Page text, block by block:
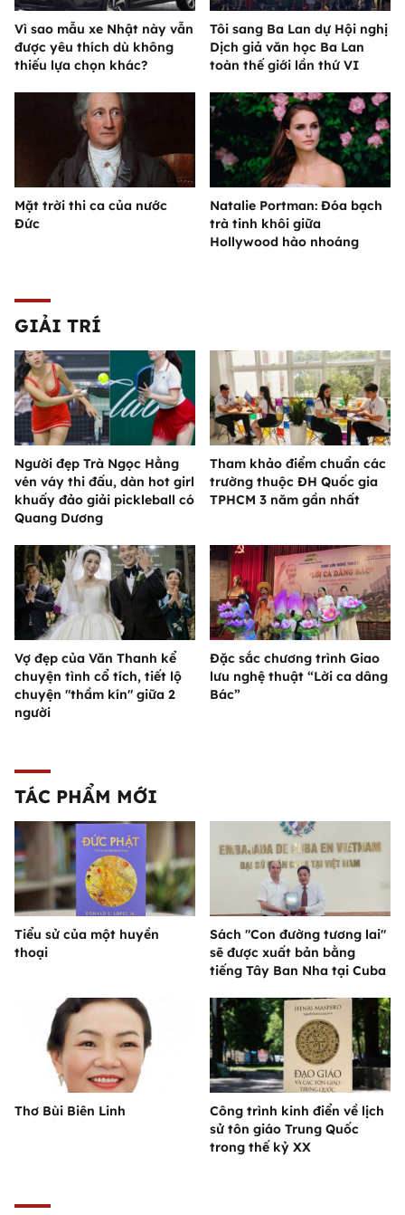
Vì sao mẫu xe Nhật này vẫn
được yêu thích dù không
thiếu lựa chọn khác?
Tôi sang Ba Lan dự Hội nghị
Dịch giả văn học Ba Lan
toàn thế giới lần thứ VI
Mặt trời thi ca của nước
Đức
Natalie Portman: Đóa bạch
trà tinh khôi giữa
Hollywood hào nhoáng
GIẢI TRÍ
Người đẹp Trà Ngọc Hằng
vén váy thi đấu, dàn hot girl
khuấy đảo giải pickleball có
Quang Dương
Tham khảo điểm chuẩn các
trường thuộc ĐH Quốc gia
TPHCM 3 năm gần nhất
Vợ đẹp của Văn Thanh kể
chuyện tình cổ tích, tiết lộ
chuyện "thầm kín" giữa 2
người
Đặc sắc chương trình Giao
lưu nghệ thuật “Lời ca dâng
Bác”
TÁC PHẨM MỚI
Tiểu sử của một huyền
thoại
Sách "Con đường tương lai"
sẽ được xuất bản bằng
tiếng Tây Ban Nha tại Cuba
Thơ Bùi Biên Linh
Công trình kinh điển về lịch
sử tôn giáo Trung Quốc
trong thế kỷ XX